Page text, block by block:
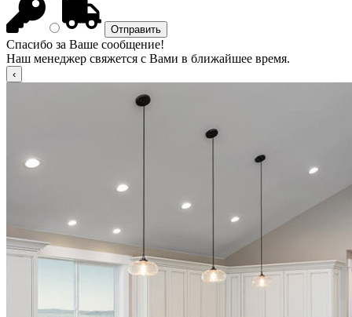
Спасибо за Ваше сообщение!
Наш менеджер свяжется с Вами в ближайшее время.